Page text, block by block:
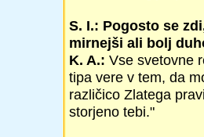
S. I.: Pogosto se
mirnejši ali bolj
K. A.: Vse svetovne
tipa vere v tem, da
različico Zlatega
storjeno tebi."